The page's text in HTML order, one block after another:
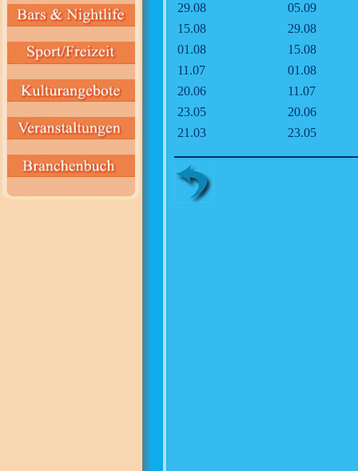
29.08
05.09
15.08
29.08
01.08
15.08
11.07
01.08
20.06
11.07
23.05
20.06
21.03
23.05